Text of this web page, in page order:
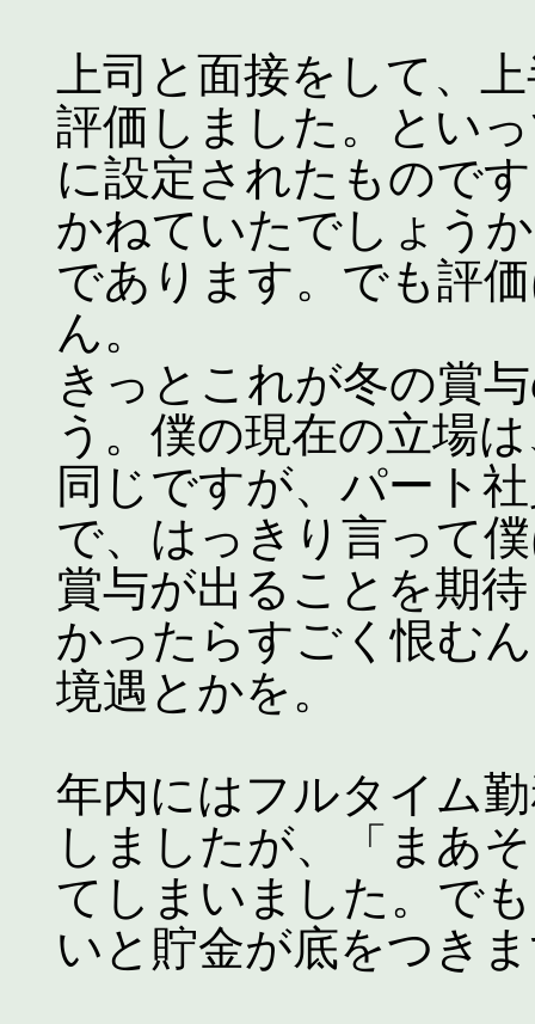
上司と面接をして、
評価しました。とい
に設定されたもので
かねていたでしょう
であります。でも評
ん。
きっとこれが冬の賞
う。僕の現在の立場
同じですが、パート
で、はっきり言って
賞与が出ることを期
かったらすごく恨む
境遇とかを。
年内にはフルタイム
しましたが、「まあ
てしまいました。で
いと貯金が底をつき